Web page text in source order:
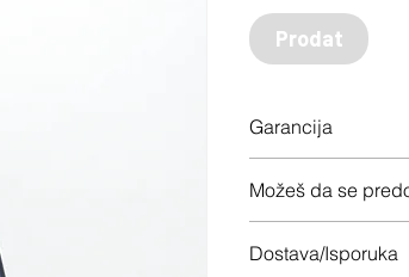
Prodat
Garancija
Možeš da se
Dostava/Isporuka